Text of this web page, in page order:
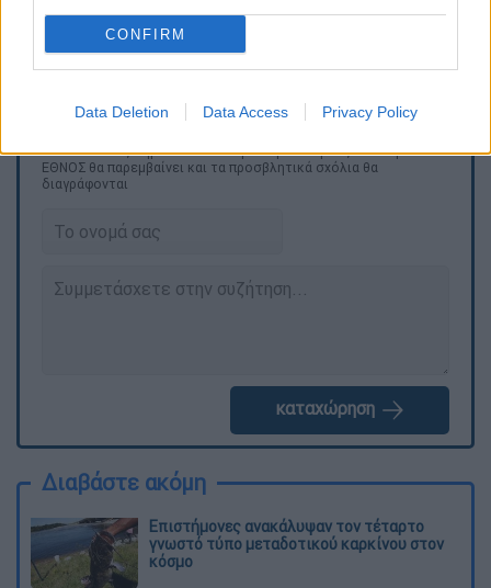
CONFIRM
Data Deletion Data Access Privacy Policy
την πυροβολεί μέσα στο αυτοκίνητο,
σκοτώνοντας τη γυναίκα.
Τα σχολιά σας δημοσιεύονται άμεσα με δική σας ευθύνη. Το
ΕΘΝΟΣ θα παρεμβαίνει και τα προσβλητικά σχόλια θα
διαγράφονται
καταχώρηση
Διαβάστε ακόμη
Επιστήμονες ανακάλυψαν τον τέταρτο
γνωστό τύπο μεταδοτικού καρκίνου στον
κόσμο